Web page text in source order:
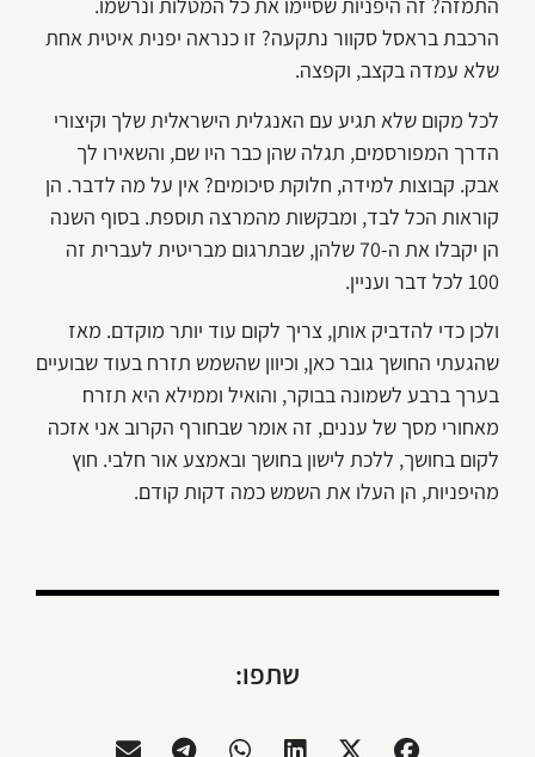
התמזה? זה היפניות שסיימו את כל המטלות ונרשמו.
הרכבת בראסל סקוור נתקעה? זו כנראה יפנית איטית אחת
שלא עמדה בקצב, וקפצה.
לכל מקום שלא תגיע עם האנגלית הישראלית שלך וקיצורי
הדרך המפורסמים, תגלה שהן כבר היו שם, והשאירו לך
אבק. קבוצות למידה, חלוקת סיכומים? אין על מה לדבר. הן
קוראות הכל לבד, ומבקשות מהמרצה תוספת. בסוף השנה
הן יקבלו את ה-70 שלהן, שבתרגום מבריטית לעברית זה
100 לכל דבר ועניין.
ולכן כדי להדביק אותן, צריך לקום עוד יותר מוקדם. מאז
שהגעתי החושך גובר כאן, וכיוון שהשמש תזרח בעוד שבועיים
בערך ברבע לשמונה בבוקר, והואיל וממילא היא תזרח
מאחורי מסך של עננים, זה אומר שבחורף הקרוב אני אזכה
לקום בחושך, ללכת לישון בחושך ובאמצע אור חלבי. חוץ
מהיפניות, הן העלו את השמש כמה דקות קודם.
שתפו: